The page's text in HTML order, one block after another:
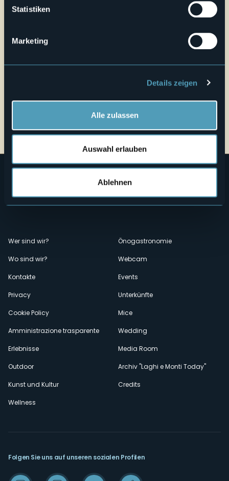
Statistiken
Marketing
Details zeigen
Alle zulassen
Auswahl erlauben
Ablehnen
Menù
secondario
Wer sind wir?
Wo sind wir?
Kontakte
Privacy
Cookie Policy
Amministrazione trasparente
Erlebnisse
Outdoor
Kunst und Kultur
Wellness
Önogastronomie
Webcam
Events
Unterkünfte
Mice
Wedding
Media Room
Archiv "Laghi e Monti Today"
Credits
Folgen Sie uns auf unseren sozialen Profilen